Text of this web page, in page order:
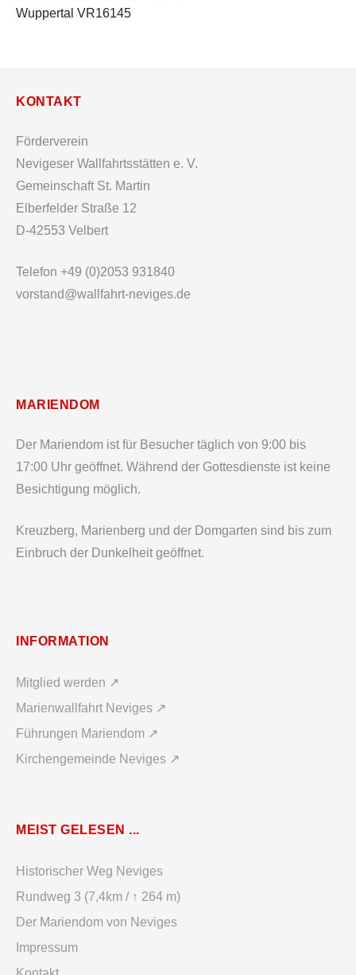
Wuppertal VR16145
KONTAKT
Förderverein
Nevigeser Wallfahrtsstätten e. V.
Gemeinschaft St. Martin
Elberfelder Straße 12
D-42553 Velbert
Telefon +49 (0)2053 931840
vorstand@wallfahrt-neviges.de
MARIENDOM
Der Mariendom ist für Besucher täglich von 9:00 bis
17:00 Uhr geöffnet. Während der Gottesdienste ist keine
Besichtigung möglich.
Kreuzberg, Marienberg und der Domgarten sind bis zum
Einbruch der Dunkelheit geöffnet.
INFORMATION
Mitglied werden ↗
Marienwallfahrt Neviges ↗
Führungen Mariendom ↗
Kirchengemeinde Neviges ↗
MEIST GELESEN ...
Historischer Weg Neviges
Rundweg 3 (7,4km / ↑ 264 m)
Der Mariendom von Neviges
Impressum